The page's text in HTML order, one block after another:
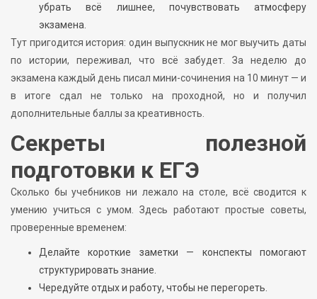
убрать всё лишнее, почувствовать атмосферу
экзамена.
Тут пригодится история: один выпускник не мог выучить даты
по истории, переживал, что всё забудет. За неделю до
экзамена каждый день писал мини-сочинения на 10 минут — и
в итоге сдал не только на проходной, но и получил
дополнительные баллы за креативность.
Секреты полезной
подготовки к ЕГЭ
Сколько бы учебников ни лежало на столе, всё сводится к
умению учиться с умом. Здесь работают простые советы,
проверенные временем:
Делайте короткие заметки — конспекты помогают
структурировать знание.
Чередуйте отдых и работу, чтобы не перегореть.